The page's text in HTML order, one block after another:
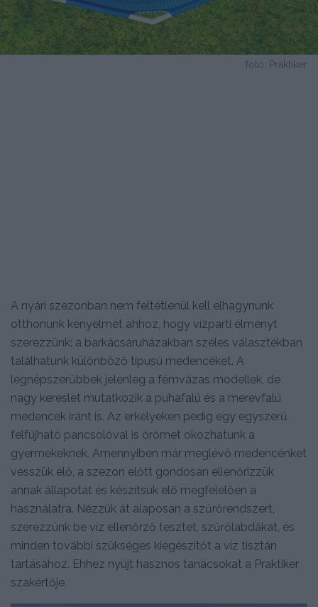
fotó: Praktiker
A nyári szezonban nem feltétlenül kell elhagynunk
otthonunk kényelmét ahhoz, hogy vízparti élményt
szerezzünk: a barkácsáruházakban széles választékban
találhatunk különböző típusú medencéket. A
legnépszerűbbek jelenleg a fémvázas modellek, de
nagy kereslet mutatkozik a puhafalú és a merevfalú
medencék iránt is. Az erkélyeken pedig egy egyszerű
felfújható pancsolóval is örömet okozhatunk a
gyermekeknek. Amennyiben már meglévő medencénket
vesszük elő, a szezon előtt gondosan ellenőrizzük
annak állapotát és készítsük elő megfelelően a
használatra. Nézzük át alaposan a szűrőrendszert,
szerezzünk be víz ellenőrző tesztet, szűrőlabdákat, és
minden további szükséges kiegészítőt a víz tisztán
tartásához. Ehhez nyújt hasznos tanácsokat a Praktiker
szakértője.